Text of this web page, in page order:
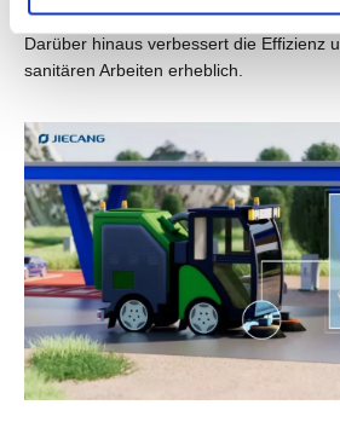
Wetter, Notfällen und Verkehrsgefahren
Darüber hinaus verbessert die Effizienz
sanitären Arbeiten erheblich.